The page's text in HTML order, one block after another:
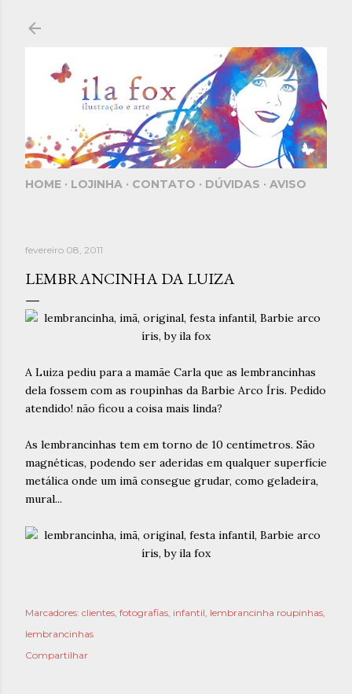
HOME LOJINHA CONTATO DÚVIDAS AVISO
fevereiro 08, 2011
LEMBRANCINHA DA LUIZA
A Luiza pediu para a mamãe Carla que as lembrancinhas
dela fossem com as roupinhas da Barbie Arco Íris. Pedido
atendido! não ficou a coisa mais linda?
As lembrancinhas tem em torno de 10 centímetros. São
magnéticas, podendo ser aderidas em qualquer superfície
metálica onde um imã consegue grudar, como geladeira,
mural...
Marcadores: clientes fotografias infantil lembrancinha roupinhas
lembrancinhas
Compartilhar